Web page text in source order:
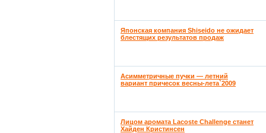
Японская компания Shiseido не ожидает
блестящих результатов продаж
Асимметричные пучки — летний
вариант причесок весны-лета`2009
Лицом аромата Lacoste Challenge станет
Хайден Кристинсен